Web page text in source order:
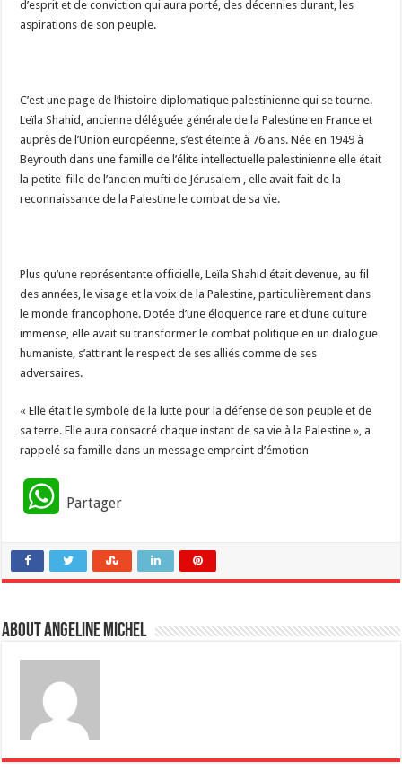
d’esprit et de conviction qui aura porté, des décennies durant, les
aspirations de son peuple.
​C’est une page de l’histoire diplomatique palestinienne qui se tourne.
Leïla Shahid, ancienne déléguée générale de la Palestine en France et
auprès de l’Union européenne, s’est éteinte à 76 ans. Née en 1949 à
Beyrouth dans une famille de l’élite intellectuelle palestinienne elle était
la petite-fille de l’ancien mufti de Jérusalem , elle avait fait de la
reconnaissance de la Palestine le combat de sa vie.
​Plus qu’une représentante officielle, Leïla Shahid était devenue, au fil
des années, le visage et la voix de la Palestine, particulièrement dans
le monde francophone. Dotée d’une éloquence rare et d’une culture
immense, elle avait su transformer le combat politique en un dialogue
humaniste, s’attirant le respect de ses alliés comme de ses
adversaires.
​« Elle était le symbole de la lutte pour la défense de son peuple et de
sa terre. Elle aura consacré chaque instant de sa vie à la Palestine », a
rappelé sa famille dans un message empreint d’émotion
W
a
s
Partager
About Angeline Michel